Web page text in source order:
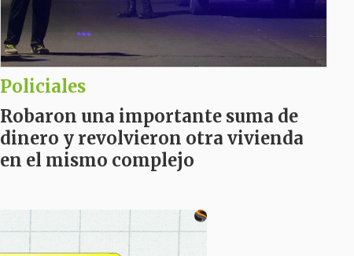
Policiales
Robaron una importante suma de
dinero y revolvieron otra vivienda
en el mismo complejo